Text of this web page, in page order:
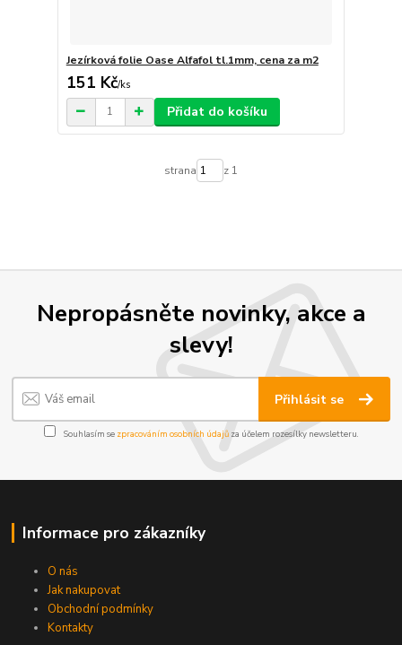
Jezírková folie Oase Alfafol tl.1mm, cena za m2
151 Kč/ks
Přidat do košíku
strana z 1
Nepropásněte novinky, akce a
slevy!
Přihlásit se
Souhlasím se zpracováním osobních údajůza účelem rozesílky newsletteru.
Informace pro zákazníky
O nás
Jak nakupovat
Obchodní podmínky
Kontakty